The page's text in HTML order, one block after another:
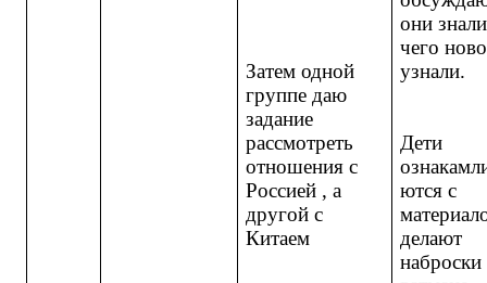
Затем одной
группе даю
задание
рассмотреть
отношения с
Россией , а
другой с
Китаем
они
чего
узнали.
Дети
ются с
делают
наброски